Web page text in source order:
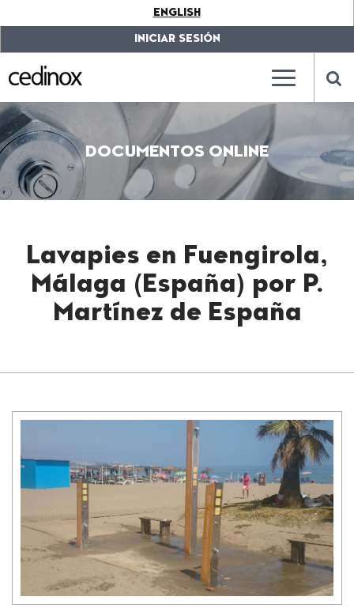
label.access.jump.content???
???
label.access.jump.header???
label.access.jump.footer???
???
label.access.jump.menu???
ENGLISH
INICIAR SESIÓN
???
???
DOCUMENTOS ONLINE
Lavapies en Fuengirola,
Málaga (España) por P.
Martínez de España